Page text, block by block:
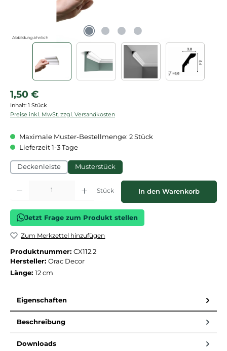
Abbildung ähnlich
Regulärer Preis:
1,50 €
Inhalt: 1 Stück
Preise inkl. MwSt. zzgl. Versandkosten
Maximale Muster-Bestellmenge: 2 Stück
Lieferzeit 1-3 Tage
Deckenleiste Musterstück
Produkt Anzahl: Gib den gewünschten Wert ein oder benutze die
Stück In den Warenkorb
Jetzt Frage zum Produkt stellen
Zum Merkzettel hinzufügen
Produktnummer: CX112.2
Hersteller: Orac Decor
Länge: 12 cm
Eigenschaften
Beschreibung
Downloads